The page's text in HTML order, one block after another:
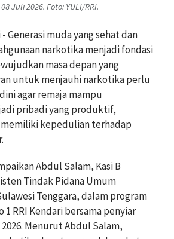
Juli 2026. Foto: YULI/RRI.
- Generasi muda yang sehat dan
narkotika menjadi fondasi
masa depan yang
untuk menjauhi narkotika perlu
agar remaja mampu
pribadi yang produktif,
kepedulian terhadap
Abdul Salam, Kasi B
Tindak Pidana Umum
Tenggara, dalam program
1 RRI Kendari bersama penyiar
2026. Menurut Abdul Salam,